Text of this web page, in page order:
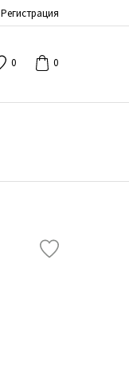
Регистрация
0 0